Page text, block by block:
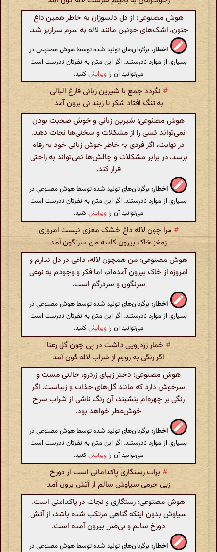
هوش مصنوعی: از دل دلسوزان به خاطر همین داغ
جنون، اشک‌های خونین مانند لاله به سرم سرازیر شد.
اخطار: برگردان‌های تولید شده توسط هوش مصنوعی در
بسیاری از موارد نادرستند. اگر این متن به نظرتان نادرست است
می‌توانید آن را ویرایشکنید.
# نگردد جمع با شیرین زبانی فارغ البالی
به تنگ افتاد شکر تا زبند نی برون آمد
هوش مصنوعی: شیرین زبانی و خوش صحبت بودن
نمی‌تواند کسی را از مشکلات و سختی‌ها نجات دهد.
در نهایت، اگر فردی به خاطر خوش زبانی خود به رفاه
برسد، در برابر مشکلات و چالش‌ها نمی‌تواند به راحتی
فرار کند.
اخطار: برگردان‌های تولید شده توسط هوش مصنوعی در
بسیاری از موارد نادرستند. اگر این متن به نظرتان نادرست است
می‌توانید آن را ویرایشکنید.
# مرا چون لاله داغ خشک مغزی نیست امروزی
زمغز خاک بیرون کاسه من سرنگون آمد
هوش مصنوعی: من همچون لاله، داغی در دل ندارم و
امروزه از خاک بیرون آمده‌ام، اما فکر و وجودم به نوعی
سرنگون و سردرگم است.
اخطار: برگردان‌های تولید شده توسط هوش مصنوعی در
بسیاری از موارد نادرستند. اگر این متن به نظرتان نادرست است
می‌توانید آن را ویرایشکنید.
# خمار زردرویی داشت در پی چون گل رعنا
اگر رنگی به رویم از شراب لاله گون آمد
هوش مصنوعی: دختر زیبای زردرو، حالتی مست و
سرخوش دارد که مانند گل‌های جذاب و زیباست. اگر
رنگی بر چهره‌ام بنشیند، آن رنگ ناشی از شراب سرخ
خوش‌عطر خواهد بود.
اخطار: برگردان‌های تولید شده توسط هوش مصنوعی در
بسیاری از موارد نادرستند. اگر این متن به نظرتان نادرست است
می‌توانید آن را ویرایشکنید.
# برات رستگاری پاکدامانی است از دوزخ
زبی جرمی سیاوش سالم از آتش برون آمد
هوش مصنوعی: رستگاری و نجات در پاکدامنی است.
سیاوش بدون اینکه گناهی مرتکب شده باشد، از آتش
دوزخ سالم و بی‌ضرر بیرون آمده است.
اخطار: برگردان‌های تولید شده توسط هوش مصنوعی در